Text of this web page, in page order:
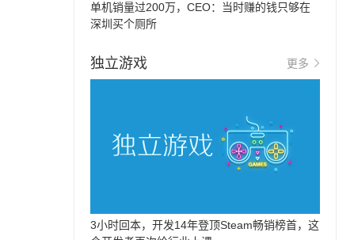
单机销量过200万，CEO：当时赚的钱只够在
深圳买个厕所
独立游戏 更多
3小时回本，开发14年登顶Steam畅销榜首，这